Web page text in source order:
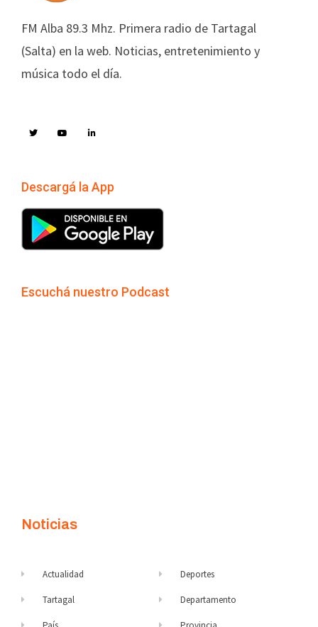
FM Alba 89.3 Mhz. Primera radio de Tartagal
(Salta) en la web. Noticias, entretenimiento y
música todo el día.
Descargá la App
Escuchá nuestro Podcast
Noticias
Actualidad
Tartagal
Deportes
Departamento